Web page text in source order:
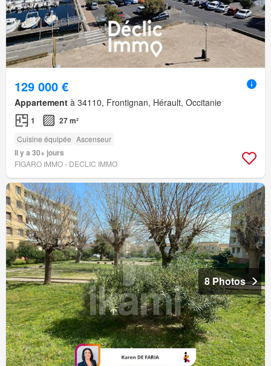
129 000 €
Appartement à 34110, Frontignan, Hérault, Occitanie
1 27 m²
Cuisine équipée Ascenseur
Il y a 30+ jours
FIGARO IMMO - DECLIC IMMO
8 Photos